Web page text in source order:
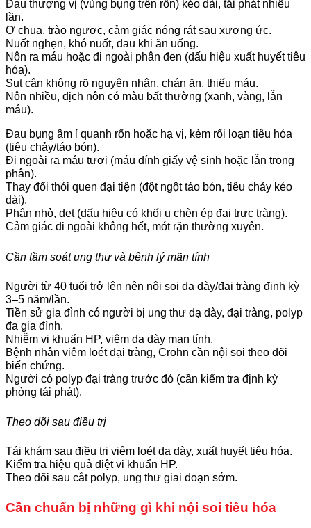
Đau thượng vị (vùng bụng trên rốn) kéo dài, tái phát nhiều
lần.
Ợ chua, trào ngược, cảm giác nóng rát sau xương ức.
Nuốt nghẹn, khó nuốt, đau khi ăn uống.
Nôn ra máu hoặc đi ngoài phân đen (dấu hiệu xuất huyết tiêu
hóa).
Sụt cân không rõ nguyên nhân, chán ăn, thiếu máu.
Nôn nhiều, dịch nôn có màu bất thường (xanh, vàng, lẫn
máu).
Đau bụng âm ỉ quanh rốn hoặc hạ vị, kèm rối loạn tiêu hóa
(tiêu chảy/táo bón).
Đi ngoài ra máu tươi (máu dính giấy vệ sinh hoặc lẫn trong
phân).
Thay đổi thói quen đại tiện (đột ngột táo bón, tiêu chảy kéo
dài).
Phân nhỏ, dẹt (dấu hiệu có khối u chèn ép đại trực tràng).
Cảm giác đi ngoài không hết, mót rặn thường xuyên.
Cần tầm soát ung thư và bệnh lý mãn tính
Người từ 40 tuổi trở lên nên nội soi dạ dày/đại tràng định kỳ
3–5 năm/lần.
Tiền sử gia đình có người bị ung thư dạ dày, đại tràng, polyp
đa gia đình.
Nhiễm vi khuẩn HP, viêm dạ dày mạn tính.
Bệnh nhân viêm loét đại tràng, Crohn cần nội soi theo dõi
biến chứng.
Người có polyp đại tràng trước đó (cần kiểm tra định kỳ
phòng tái phát).
Theo dõi sau điều trị
Tái khám sau điều trị viêm loét dạ dày, xuất huyết tiêu hóa.
Kiểm tra hiệu quả diệt vi khuẩn HP.
Theo dõi sau cắt polyp, ung thư giai đoạn sớm.
Cần chuẩn bị những gì khi nội soi tiêu hóa